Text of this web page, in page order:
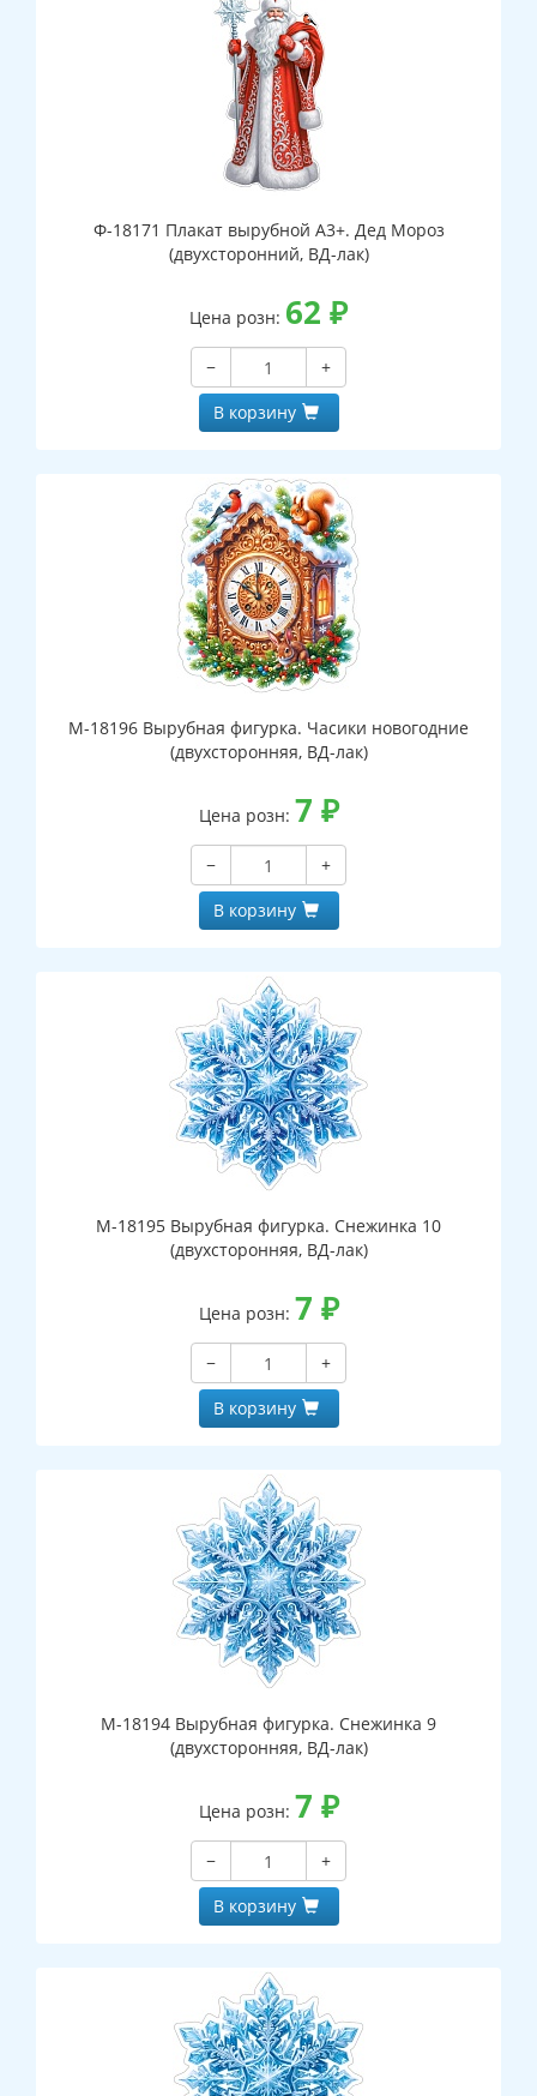
Ф-18171 Плакат вырубной А3+. Дед Мороз
(двухсторонний, ВД-лак)
Цена розн: 62 ₽
−
+
В корзину
М-18196 Вырубная фигурка. Часики новогодние
(двухсторонняя, ВД-лак)
Цена розн: 7 ₽
−
+
В корзину
М-18195 Вырубная фигурка. Снежинка 10
(двухсторонняя, ВД-лак)
Цена розн: 7 ₽
−
+
В корзину
М-18194 Вырубная фигурка. Снежинка 9
(двухсторонняя, ВД-лак)
Цена розн: 7 ₽
−
+
В корзину